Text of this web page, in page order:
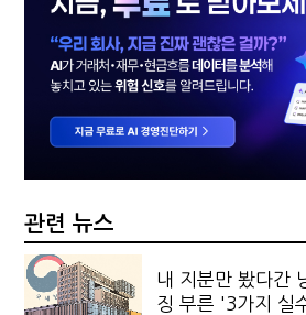
관련 뉴스
내 지분만 봤다간
징 부른 '3가지 실